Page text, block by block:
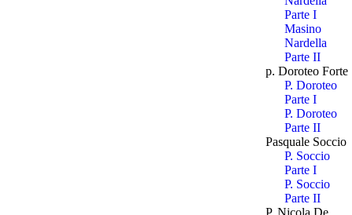
Parte I
Masino
Nardella
Parte II
p. Doroteo Forte
P. Doroteo
Parte I
P. Doroteo
Parte II
Pasquale Soccio
P. Soccio
Parte I
P. Soccio
Parte II
P. Nicola De